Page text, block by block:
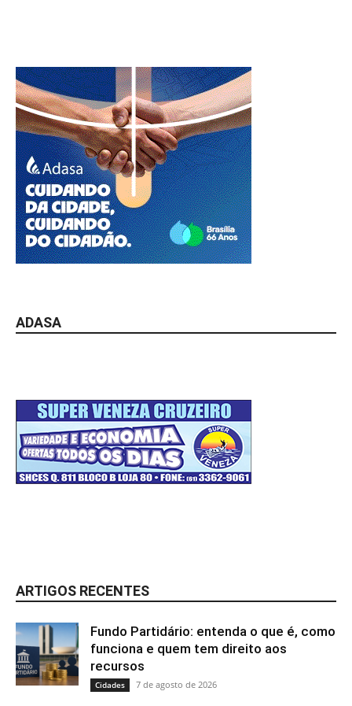
ADASA
ARTIGOS RECENTES
Fundo Partidário: entenda o que é, como
funciona e quem tem direito aos
recursos
Cidades 7 de agosto de 2026